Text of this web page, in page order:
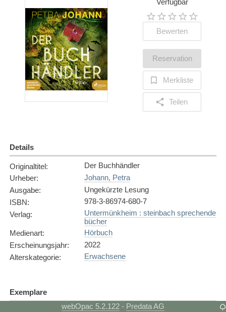
Bewerten
Reservation
Merkliste
Teilen
Details
Originaltitel:
Der Buchhändler
Urheber:
Johann, Petra
Ausgabe:
Ungekürzte Lesung
ISBN:
978-3-86974-680-7
Verlag:
Untermünkheim : steinbach sprechende
bücher
Medienart:
Hörbuch
Erscheinungsjahr:
2022
Alterskategorie: Erwachsene
Exemplare
webOpac 5.2.122 - Predata AG